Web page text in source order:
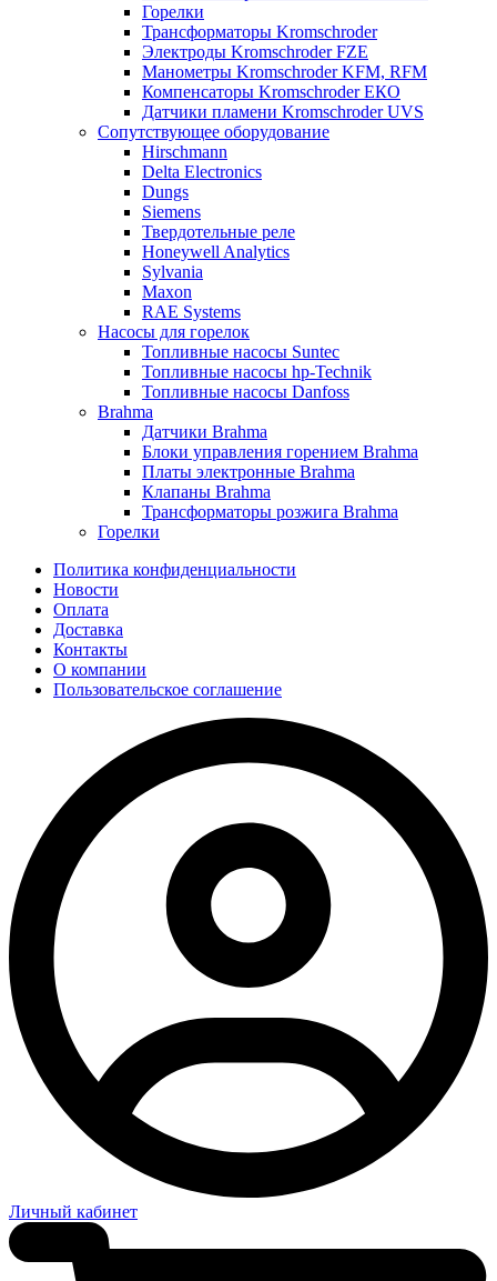
Горелки
Трансформаторы Kromschroder
Электроды Kromschroder FZE
Манометры Kromschroder KFM, RFM
Компенсаторы Kromschroder ЕКО
Датчики пламени Kromschroder UVS
Сопутствующее оборудование
Hirschmann
Delta Electronics
Dungs
Siemens
Твердотельные реле
Honeywell Analytics
Sylvania
Maxon
RAE Systems
Насосы для горелок
Топливные насосы Suntec
Топливные насосы hp-Technik
Топливные насосы Danfoss
Brahma
Датчики Brahma
Блоки управления горением Brahma
Платы электронные Brahma
Клапаны Brahma
Трансформаторы розжига Brahma
Горелки
Политика конфиденциальности
Новости
Оплата
Доставка
Контакты
О компании
Пользовательское соглашение
Личный кабинет